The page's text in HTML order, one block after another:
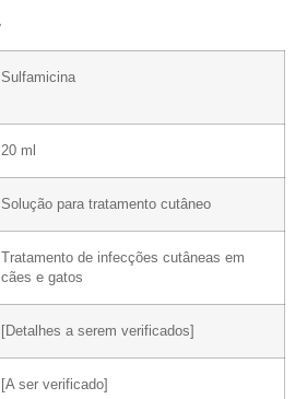
Sulfamicina
20 ml
Solução para tratamento cutâneo
Tratamento de infecções cutâneas em
cães e gatos
[Detalhes a serem verificados]
[A ser verificado]